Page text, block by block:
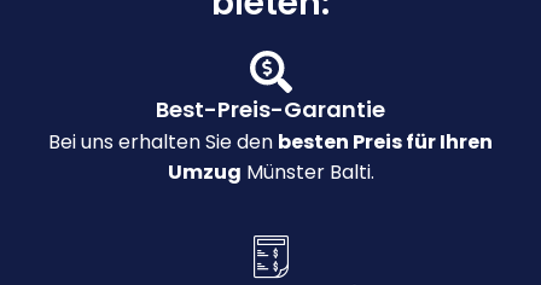
Best-Preis-Garantie
Bei uns erhalten Sie den besten Preis für Ihren
Umzug Münster Balti.